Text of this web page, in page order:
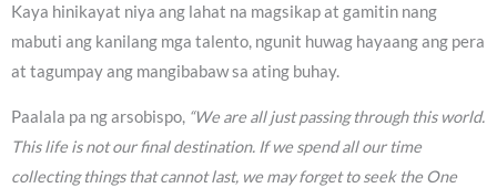
Kaya hinikayat niya ang lahat na magsikap at gamitin nang
mabuti ang kanilang mga talento, ngunit huwag hayaang ang pera
at tagumpay ang mangibabaw sa ating buhay.
Paalala pa ng arsobispo, “We are all just passing through this world.
This life is not our final destination. If we spend all our time
collecting things that cannot last, we may forget to seek the One